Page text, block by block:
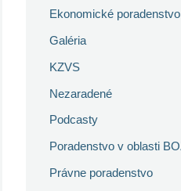
Ekonomické poradenstvo
Galéria
KZVS
Nezaradené
Podcasty
Poradenstvo v oblasti
Právne poradenstvo